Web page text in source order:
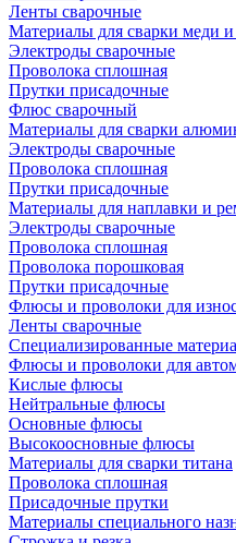
Ленты сварочные
Материалы для сварки меди и
Электроды сварочные
Проволока сплошная
Прутки присадочные
Флюс сварочный
Материалы для сварки
Электроды сварочные
Проволока сплошная
Прутки присадочные
Материалы для наплавки и
Электроды сварочные
Проволока сплошная
Проволока порошковая
Прутки присадочные
Флюсы и проволоки для
Ленты сварочные
Специализированные
Флюсы и проволоки для
Кислые флюсы
Нейтральные флюсы
Основные флюсы
Высокоосновные флюсы
Материалы для сварки титана
Проволока сплошная
Присадочные прутки
Материалы специального